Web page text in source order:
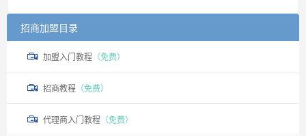
招商加盟目录
加盟入门教程 （免费）
招商教程 （免费）
代理商入门教程 （免费）